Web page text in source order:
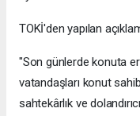
TOKİ'den yapılan
"Son günlerde konuta
vatandaşları konut
sahtekârlık ve